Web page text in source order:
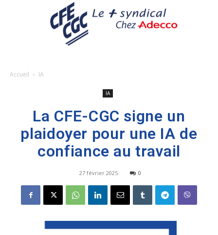
Accueil IA
IA
La CFE-CGC signe un
plaidoyer pour une IA de
confiance au travail
27 février 2025 0